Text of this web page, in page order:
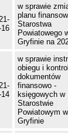
w sprawie
planu
Starostwa
Powiatowego
Gryfinie na
w sprawie
obiegu i
dokumentów
finansowo -
księgowych w
Starostwie
Powiatowym w
Gryfinie